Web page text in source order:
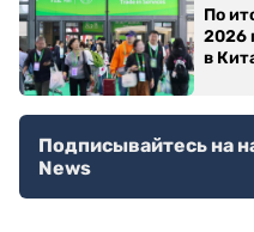
По
2026
в
Подписывайтесь на
News